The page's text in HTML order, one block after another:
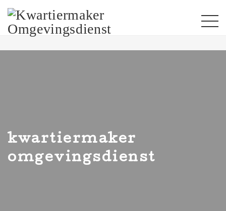
kwartiermaker
omgevingsdienst